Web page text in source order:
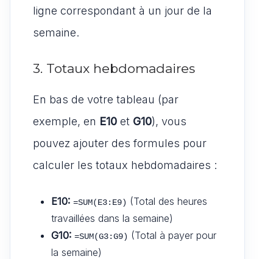
ligne correspondant à un jour de la
semaine.
3. Totaux hebdomadaires
En bas de votre tableau (par
exemple, en E10 et G10), vous
pouvez ajouter des formules pour
calculer les totaux hebdomadaires :
E10: =SUM(E3:E9) (Total des heures
travaillées dans la semaine)
G10: =SUM(G3:G9) (Total à payer pour
la semaine)